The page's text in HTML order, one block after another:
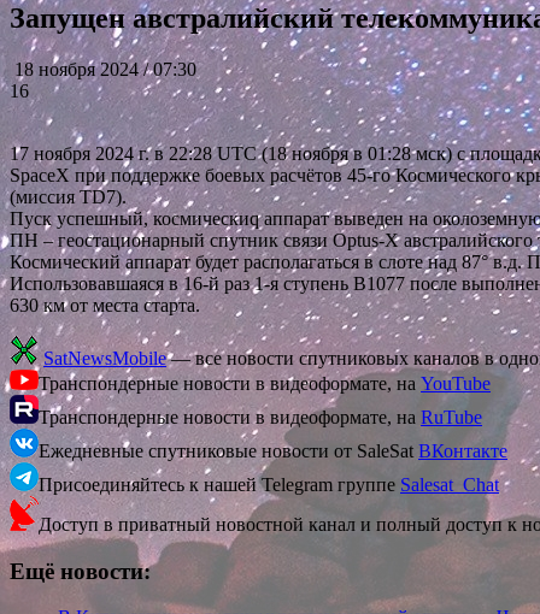
Запущен австралийский
18 ноября 2024 / 07:30
16
17 ноября 2024 г. в 22:28 UTC (18 ноября в 01:28 мск) с
SpaceX при поддержке боевых расчётов 45-го
(миссия TD7).
Пуск успешный, космическиq аппарат выведен на
ПН – геостационарный спутник связи Optus-X
Космический аппарат будет располагаться в слоте над 87°
Использовавшаяся в 16-й раз 1-я ступень В1077 после
630 км от места старта.
SatNewsMobile— все новости спутниковых каналов в
Транспондерные новости в видеоформате, на YouTube
Транспондерные новости в видеоформате, на RuTube
Ежедневные спутниковые новости от SaleSat ВКонтакте
Присоединяйтесь к нашей Telegram группе Salesat_Chat
Доступ в приватный новостной канал и полный доступ к
Ещё новости: